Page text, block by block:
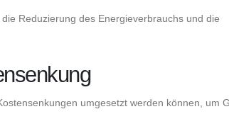
Reduzierung des Energieverbrauchs und die
umgesetzt werden können, um